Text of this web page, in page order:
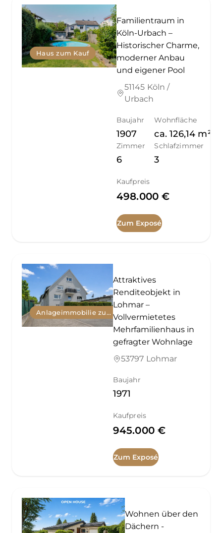
Haus zum Kauf
Familientraum in
Köln-Urbach –
Historischer Charme,
moderner Anbau
und eigener Pool
51145 Köln /
Urbach
Baujahr
1907
Wohnfläche
ca. 126,14 m²
Zimmer
6
Schlafzimmer
3
Kaufpreis
498.000 €
Zum Exposé
Anlageimmobilie zum Kauf
Attraktives
Renditeobjekt in
Lohmar –
Vollvermietetes
Mehrfamilienhaus in
gefragter Wohnlage
53797 Lohmar
Baujahr
1971
Kaufpreis
945.000 €
Zum Exposé
Wohnen über den
Dächern -